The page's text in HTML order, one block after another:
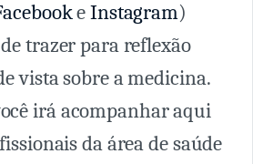
eInstagram)
trazer para reflexão
vista sobre a medicina.
irá acompanhar aqui
da área de saúde